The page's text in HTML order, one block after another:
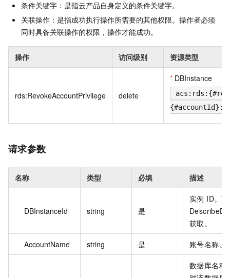
条件关键字：是指云产品自身定义的条件关键字。
关联操作：是指成功执行操作所需要的其他权限。操作者必须
同时具备关联操作的权限，操作才能成功。
操作 访问级别 资源类型
rds:RevokeAccountPrivilege delete
* DBInstance
请求参数
名称 类型 必填 描述
DBInstanceId string 是
实例 ID。
获取。
AccountName string 是 账号名称。
数据库名称